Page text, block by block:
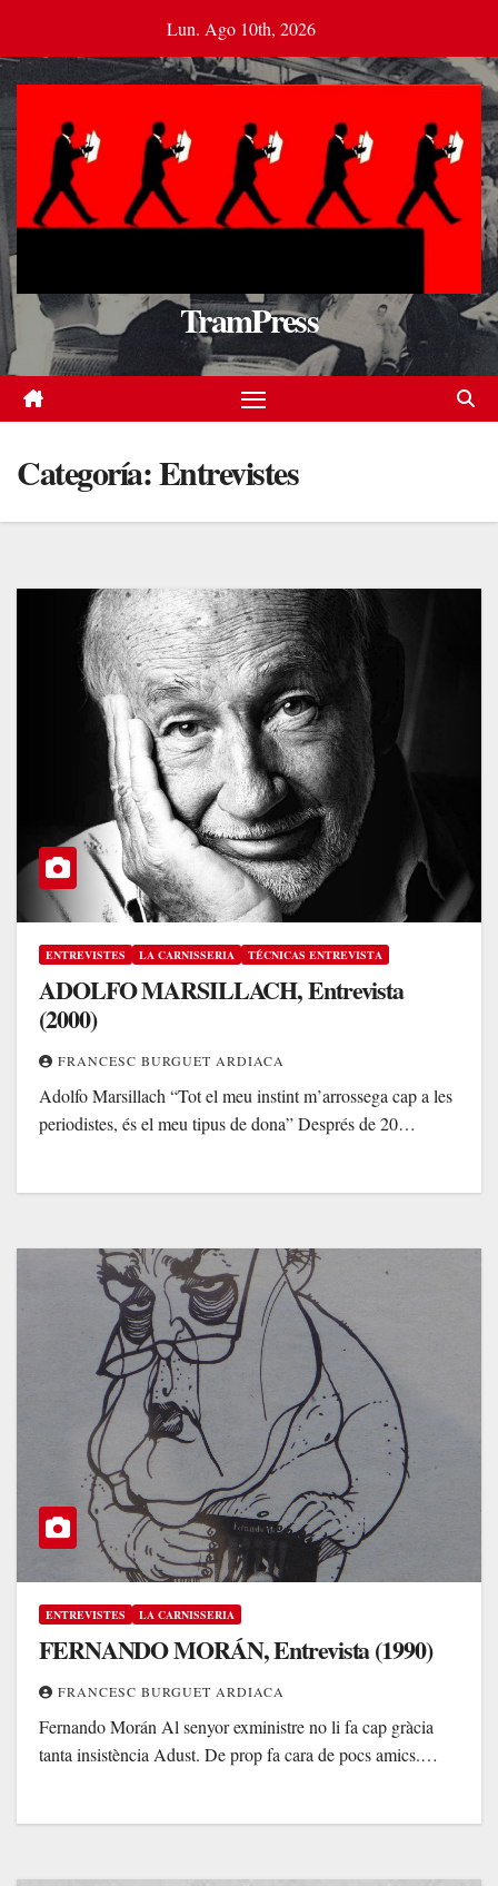
contenido
Lun. Ago 10th, 2026
TramPress
Categoría:Entrevistes
ENTREVISTES LA CARNISSERIA TÉCNICAS ENTREVISTA
ADOLFO MARSILLACH, Entrevista
(2000)
FRANCESC BURGUET ARDIACA
Adolfo Marsillach “Tot el meu instint m’arrossega cap a les
periodistes, és el meu tipus de dona” Després de 20…
ENTREVISTES LA CARNISSERIA
FERNANDO MORÁN, Entrevista (1990)
FRANCESC BURGUET ARDIACA
Fernando Morán Al senyor exministre no li fa cap gràcia
tanta insistència Adust. De prop fa cara de pocs amics.…